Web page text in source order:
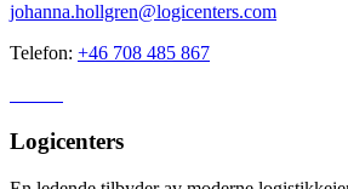
johanna.hollgren@logicenters.com
Telefon: +46 708 485 867
Logicenters